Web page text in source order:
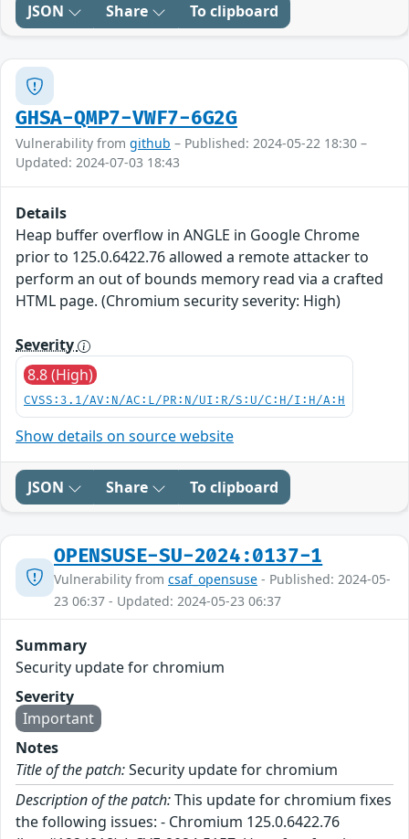
JSON Share To clipboard
GHSA-QMP7-VWF7-6G2G
Vulnerability from github – Published: 2024-05-22 18:30 –
Updated: 2024-07-03 18:43
Details
Heap buffer overflow in ANGLE in Google Chrome
prior to 125.0.6422.76 allowed a remote attacker to
perform an out of bounds memory read via a crafted
HTML page. (Chromium security severity: High)
Severity
8.8 (High)
CVSS:3.1/AV:N/AC:L/PR:N/UI:R/S:U/C:H/I:H/A:H
Show details on source website
JSON Share To clipboard
OPENSUSE-SU-2024:0137-1
Vulnerability from csaf_opensuse - Published: 2024-05-
23 06:37 - Updated: 2024-05-23 06:37
Summary
Security update for chromium
Severity
Important
Notes
Title of the patch:Security update for chromium
Description of the patch:This update for chromium fixes
the following issues: - Chromium 125.0.6422.76